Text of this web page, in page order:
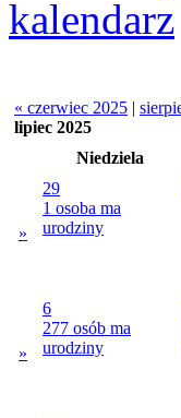
kalendarz
« czerwiec 2025 |
lipiec 2025
Niedziela
»
29
1 osoba ma
urodziny
»
6
277 osób ma
urodziny